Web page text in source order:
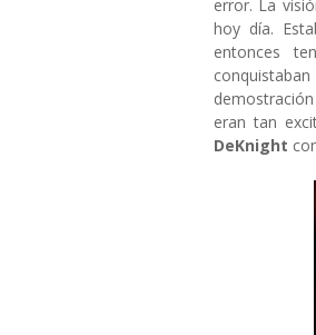
error. La
hoy día.
entonces
eran tan
DeKnight